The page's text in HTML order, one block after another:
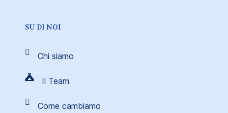
SU DI NOI
Chi siamo
Il Team
Come cambiamo